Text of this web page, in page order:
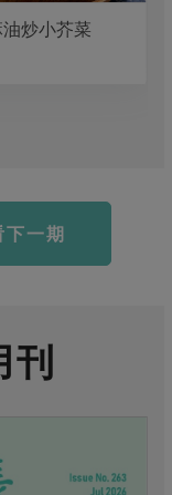
油炒小芥菜
下一期
刊